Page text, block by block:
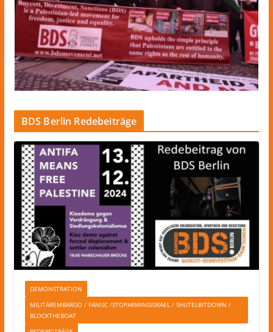
BDS Berlin Redebeiträge
DEMONSTRATION
MILITÄREMBARGO / FANUC /STOPARMINGISRAEL / SHUTELBITDOWN /
BLOCKTHEBOAT